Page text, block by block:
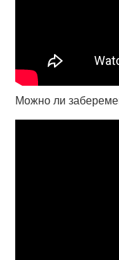
Можно ли